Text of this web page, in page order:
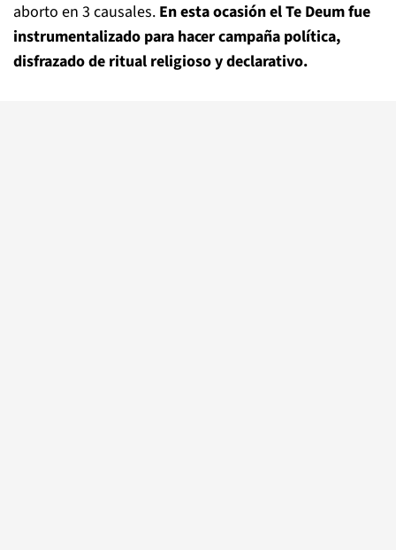
aborto en 3 causales. En esta ocasión el Te Deum fue
instrumentalizado para hacer campaña política,
disfrazado de ritual religioso y declarativo.